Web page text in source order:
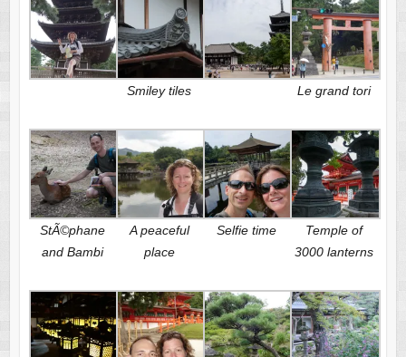
Smiley tiles Le grand tori
StÃ©phane
and Bambi
A peaceful
place
Selfie time
Temple of
3000 lanterns